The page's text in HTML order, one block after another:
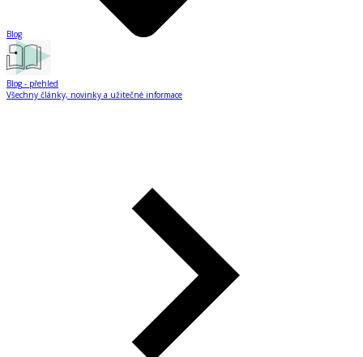
Blog
Blog - přehled
Všechny články, novinky a užitečné informace